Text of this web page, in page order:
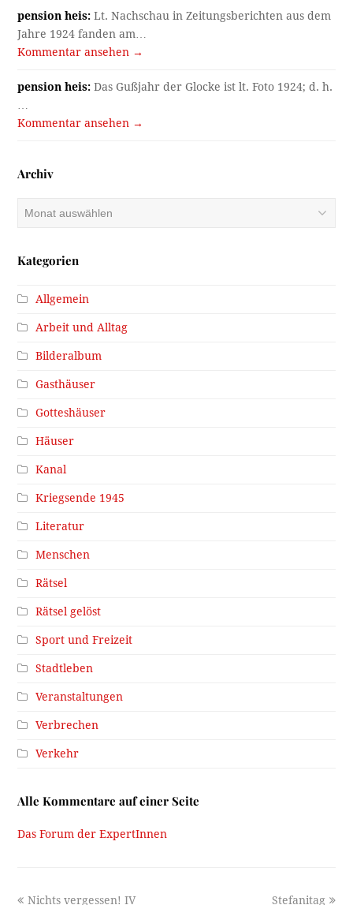
pension heis: Lt. Nachschau in Zeitungsberichten aus dem
Jahre 1924 fanden am…
Kommentar ansehen →
pension heis: Das Gußjahr der Glocke ist lt. Foto 1924; d. h.
…
Kommentar ansehen →
Archiv
Archiv
Kategorien
Allgemein
Arbeit und Alltag
Bilderalbum
Gasthäuser
Gotteshäuser
Häuser
Kanal
Kriegsende 1945
Literatur
Menschen
Rätsel
Rätsel gelöst
Sport und Freizeit
Stadtleben
Veranstaltungen
Verbrechen
Verkehr
Alle Kommentare auf einer Seite
Das Forum der ExpertInnen
previous
Nichts vergessen! IV next
Stefanitag